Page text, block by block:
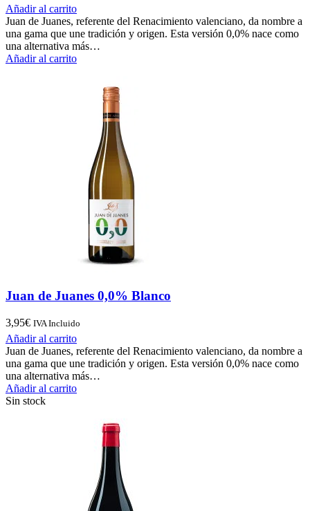
Añadir al carrito
Juan de Juanes, referente del Renacimiento valenciano, da nombre a
una gama que une tradición y origen. Esta versión 0,0% nace como
una alternativa más…
Añadir al carrito
Juan de Juanes 0,0% Blanco
3,95€ IVA Incluido
Añadir al carrito
Juan de Juanes, referente del Renacimiento valenciano, da nombre a
una gama que une tradición y origen. Esta versión 0,0% nace como
una alternativa más…
Añadir al carrito
Sin stock